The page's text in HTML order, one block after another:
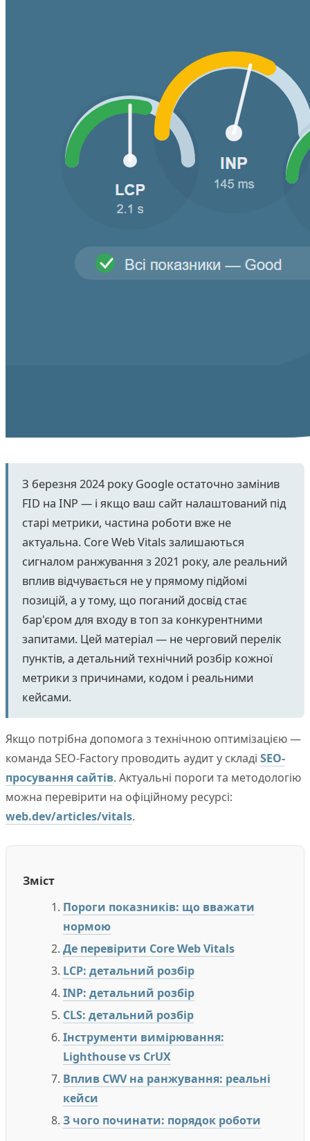
З березня 2024 року Google остаточно замінив
FID на INP — і якщо ваш сайт налаштований під
старі метрики, частина роботи вже не
актуальна. Core Web Vitals залишаються
сигналом ранжування з 2021 року, але реальний
вплив відчувається не у прямому підйомі
позицій, а у тому, що поганий досвід стає
бар'єром для входу в топ за конкурентними
запитами. Цей матеріал — не черговий перелік
пунктів, а детальний технічний розбір кожної
метрики з причинами, кодом і реальними
кейсами.
Якщо потрібна допомога з технічною оптимізацією —
команда SEO-Factory проводить аудит у складі SEO-
просування сайтів. Актуальні пороги та методологію
можна перевірити на офіційному ресурсі:
web.dev/articles/vitals.
Зміст
Пороги показників: що вважати
нормою
Де перевірити Core Web Vitals
LCP: детальний розбір
INP: детальний розбір
CLS: детальний розбір
Інструменти вимірювання:
Lighthouse vs CrUX
Вплив CWV на ранжування: реальні
кейси
З чого починати: порядок роботи